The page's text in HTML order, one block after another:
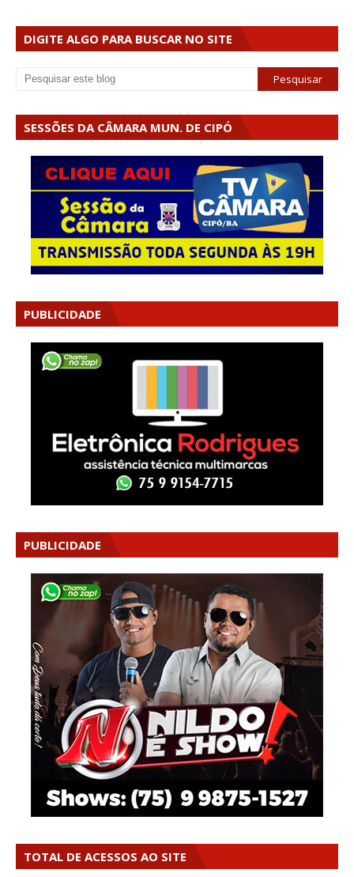
DIGITE ALGO PARA BUSCAR NO SITE
SESSÕES DA CÂMARA MUN. DE CIPÓ
PUBLICIDADE
PUBLICIDADE
TOTAL DE ACESSOS AO SITE